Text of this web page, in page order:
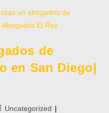
de
en San Diego|
Uncategorized